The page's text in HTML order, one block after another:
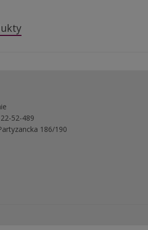
52-489
186/190